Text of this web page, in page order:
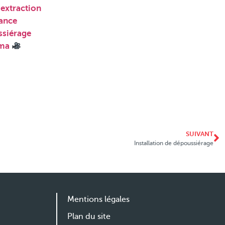
extraction
SUIVANT
Installation de dépoussiérage
Mentions légales
Plan du site